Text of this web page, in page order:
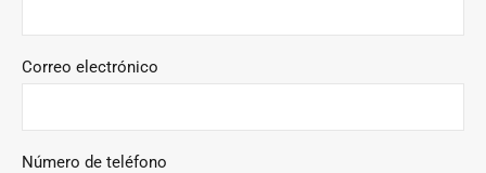
Correo electrónico
Número de teléfono